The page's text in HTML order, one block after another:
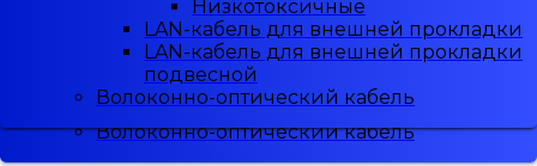
Малодымные
Низкотоксичные
LAN-кабель для внешней прокладки
LAN-кабель для внешней прокладки
подвесной
Волоконно-оптический кабель
при регистрации
Низкотоксичные
LAN-кабель для внешней прокладки
LAN-кабель для внешней прокладки
подвесной
Волоконно-оптический кабель
Низкотоксичные
LAN-кабель для внешней прокладки
LAN-кабель для внешней прокладки
подвесной
Волоконно-оптический кабель